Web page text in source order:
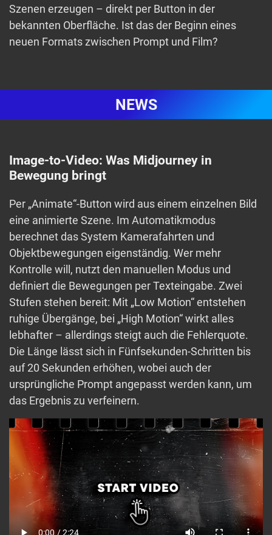
Szenen erzeugen – direkt per Button in der
bekannten Oberfläche. Ist das der Beginn eines
neuen Formats zwischen Prompt und Film?
NEWS
Image-to-Video: Was Midjourney in
Bewegung bringt
Per „Animate“-Button wird aus einem einzelnen Bild
eine animierte Szene. Im Automatikmodus
berechnet das System Kamerafahrten und
Objektbewegungen eigenständig. Wer mehr
Kontrolle will, nutzt den manuellen Modus und
definiert die Bewegungen per Texteingabe. Zwei
Stufen stehen bereit: Mit „Low Motion“ entstehen
ruhige Übergänge, bei „High Motion“ wirkt alles
lebhafter – allerdings steigt auch die Fehlerquote.
Die Länge lässt sich in Fünfsekunden-Schritten bis
auf 20 Sekunden erhöhen, wobei auch der
ursprüngliche Prompt angepasst werden kann, um
das Ergebnis zu verfeinern.